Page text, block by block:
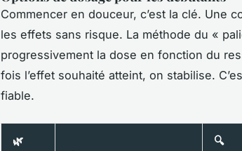
Commencer en douceur, c’est la clé. Une
les effets sans risque. La méthode du «
progressivement la dose en fonction du
fois l’effet souhaité atteint, on stabilise.
fiable.
🌿
🔍